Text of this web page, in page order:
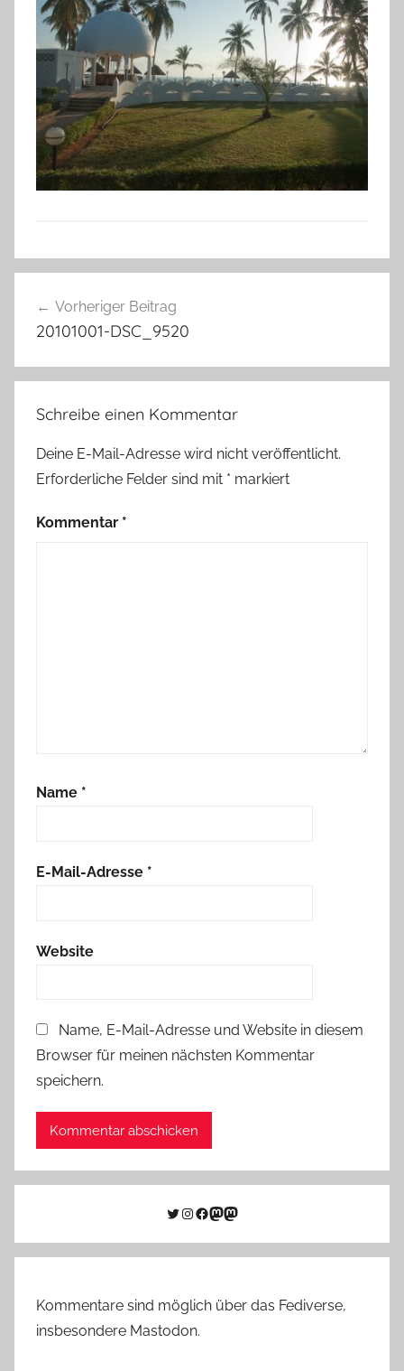
Vorheriger Beitrag
20101001-DSC_9520
Schreibe einen Kommentar
Deine E-Mail-Adresse wird nicht veröffentlicht.
Erforderliche Felder sind mit * markiert
Kommentar *
Name *
E-Mail-Adresse *
Website
Name, E-Mail-Adresse und Website in diesem
Browser für meinen nächsten Kommentar
speichern.
Twitter
Instagram
Facebook
Link zu Mastodon
Mastodon
Kommentare sind möglich über das Fediverse,
insbesondere Mastodon.